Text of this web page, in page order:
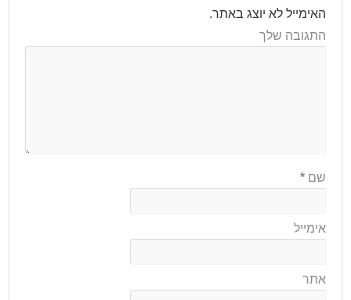
האימייל לא יוצג באתר.
התגובה שלך
שם*
אימייל
אתר